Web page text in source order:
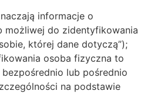
informacje o
możliwej do zidentyfikowania
której dane dotyczą”);
osoba fizyczna to
lub pośrednio
na podstawie